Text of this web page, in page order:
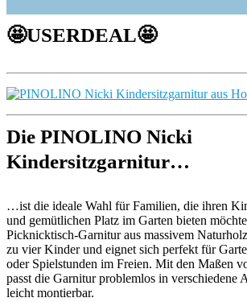
🤩USERDEAL🤩
Die PINOLINO Nicki
Kindersitzgarnitur…
…ist die ideale Wahl für Familien, die ihren
und gemütlichen Platz im Garten bieten
Picknicktisch-Garnitur aus massivem
zu vier Kinder und eignet sich perfekt für
oder Spielstunden im Freien. Mit den Maßen
passt die Garnitur problemlos in verschiedene
leicht montierbar.